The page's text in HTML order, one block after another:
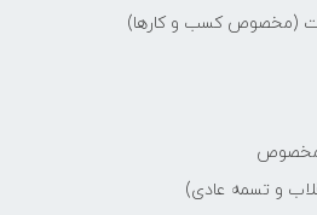
(مخصوص کسب و کارها)
مخصوص
و تسمه عادی)